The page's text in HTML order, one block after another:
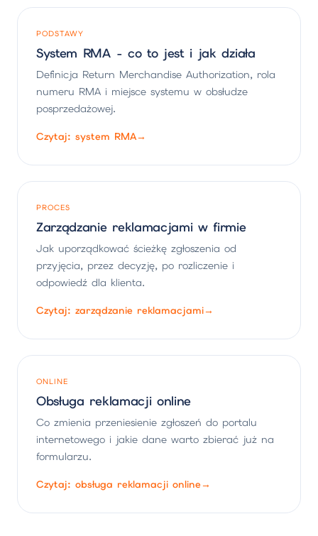
PODSTAWY
System RMA - co to jest i jak działa
Definicja Return Merchandise Authorization, rola
numeru RMA i miejsce systemu w obsłudze
posprzedażowej.
Czytaj: system RMA→
PROCES
Zarządzanie reklamacjami w firmie
Jak uporządkować ścieżkę zgłoszenia od
przyjęcia, przez decyzję, po rozliczenie i
odpowiedź dla klienta.
Czytaj: zarządzanie reklamacjami→
ONLINE
Obsługa reklamacji online
Co zmienia przeniesienie zgłoszeń do portalu
internetowego i jakie dane warto zbierać już na
formularzu.
Czytaj: obsługa reklamacji online→